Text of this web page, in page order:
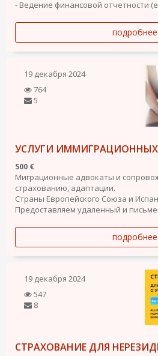
- Ведение финансовой отчетности
подробнее
19 декабря 2024
764
5
УСЛУГИ
500 €
Миграционные адвокаты и
страхованию, адаптации.
Страны Европейского Союза и
Предоставляем удаленный и
подробнее
19 декабря 2024
547
8
СТРАХОВАНИЕ ДЛЯ